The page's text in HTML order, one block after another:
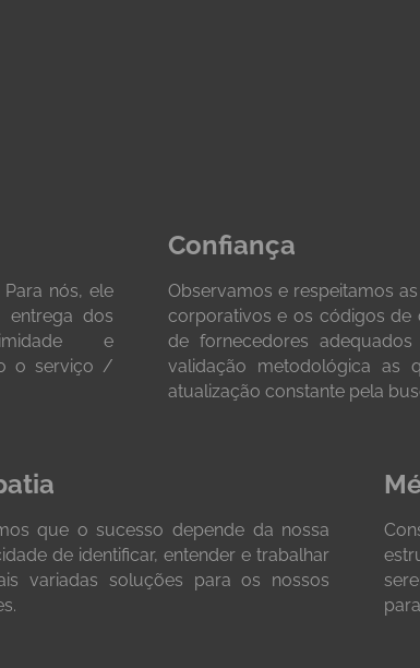
nós, ele
dos
e
o serviço /
Confiança
Observamos e respeitamos
corporativos e os códigos de
de fornecedores
validação metodológica as
atualização constante pela
que o sucesso depende da nossa
de identificar, entender e trabalhar
variadas soluções para os nossos